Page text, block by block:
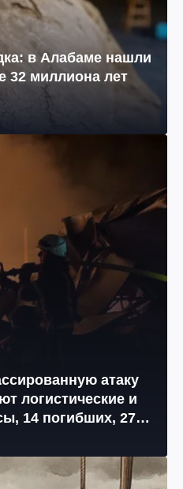
в Алабаме нашли
32 миллиона лет
атаку
логистические и
14 погибших, 27